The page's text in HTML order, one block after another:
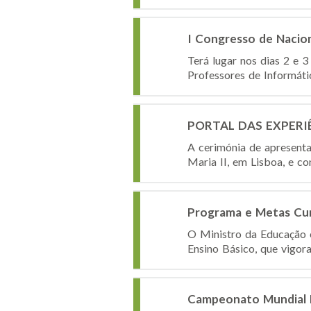
I Congresso de
Terá lugar nos dias 2 e
Professores de
PORTAL DAS
A cerimónia de
Maria II, em Lisboa, e
Programa e Metas
O Ministro da Educação
Ensino Básico, que
Campeonato